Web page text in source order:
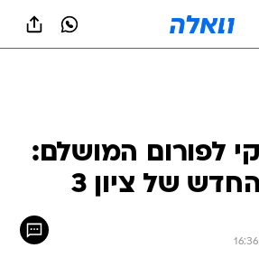
לפורום המושלם:
של ציון 3